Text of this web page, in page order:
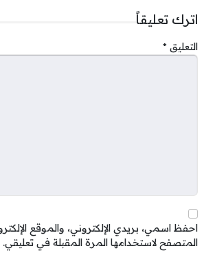
اترك تعليقاً
التعليق *
احفظ اسمي، بريدي الإلكتروني، والموقع
المتصفح لاستخدامها المرة المقبلة في تعليقي.